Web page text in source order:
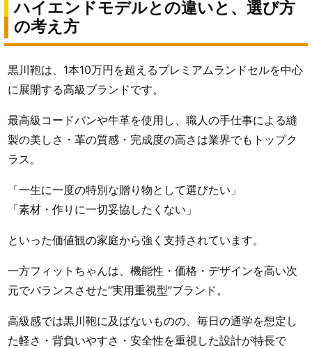
ハイエンドモデルとの違いと、選び方
の考え方
黒川鞄は、1本10万円を超えるプレミアムランドセルを中心
に展開する高級ブランドです。
最高級コードバンや牛革を使用し、職人の手仕事による縫
製の美しさ・革の質感・完成度の高さは業界でもトップク
ラス。
「一生に一度の特別な贈り物として選びたい」
「素材・作りに一切妥協したくない」
といった価値観の家庭から強く支持されています。
一方フィットちゃんは、機能性・価格・デザインを高い次
元でバランスさせた“実用重視型”ブランド。
高級感では黒川鞄に及ばないものの、毎日の通学を想定し
た軽さ・背負いやすさ・安全性を重視した設計が特長で